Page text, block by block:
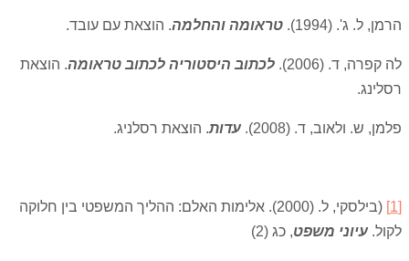
הרמן, ל. ג'. (1994). טראומה והחלמה. הוצאת עם עובד.
לה קפרה, ד. (2006). לכתוב היסטוריה לכתוב טראומה. הוצאת
רסלינג.
פלמן, ש. ולאוב, ד. (2008). עדות. הוצאת רסלניג.
[1]
(בילסקי, ל. (2000). אלימות האלם: ההליך המשפטי בין חלוקה
לקול. עיוני משפט, כג (2)